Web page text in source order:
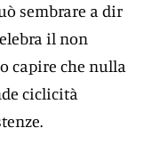
sembrare a dir
il non
capire che nulla
ciclicità